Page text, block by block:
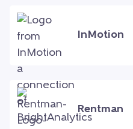
InMotion
Rentman